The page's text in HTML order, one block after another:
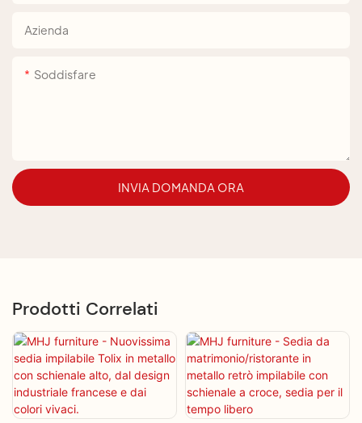
Azienda
Soddisfare
INVIA DOMANDA ORA
Prodotti Correlati